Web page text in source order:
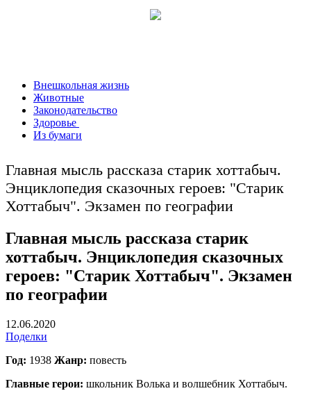
Внешкольная жизнь
Животные
Законодательство
Здоровье
Из бумаги
Главная мысль рассказа старик хоттабыч.
Энциклопедия сказочных героев: "Старик
Хоттабыч". Экзамен по географии
Главная мысль рассказа старик
хоттабыч. Энциклопедия сказочных
героев: "Старик Хоттабыч". Экзамен
по географии
12.06.2020
Поделки
Год: 1938 Жанр: повесть
Главные герои: школьник Волька и волшебник Хоттабыч.